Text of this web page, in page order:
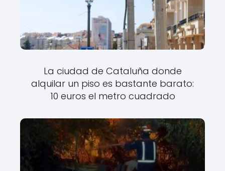
La ciudad de Cataluña donde
alquilar un piso es bastante barato:
10 euros el metro cuadrado